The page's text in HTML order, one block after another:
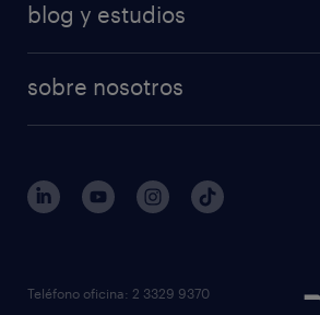
blog y estudios
sobre nosotros
Teléfono oficina: 2 3329 9370